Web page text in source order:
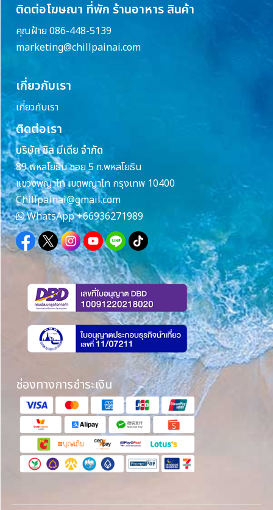
ติดต่อโฆษณา ที่พัก ร้านอาหาร สินค้า
คุณฝ้าย 086-448-5139
marketing@chillpainai.com
เกี่ยวกับเรา
เกี่ยวกับเรา
ติดต่อเรา
บริษัท ชิล มีเดีย จำกัด
89 พหลโยธิน ซอย 5 ถ.พหลโยธิน
แขวงพญาไท เขตพญาไท กรุงเทพ 10400
Chillpainai@gmail.com
WhatsApp+66936271989
ช่องทางการชำระเงิน